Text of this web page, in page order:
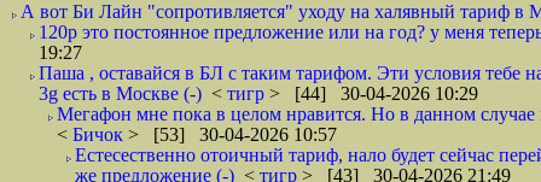
А вот Би Лайн "сопротивляется" уходу на халявный тариф в
120р это постоянное предложение или на год? у меня
19:27
Паша , оставайся в БЛ с таким тарифом. Эти условия
3g есть в Москве (-) < тигр > [44] 30-04-2026 10:29
Мегафон мне пока в целом нравится. Но в данном
< Бичок > [53] 30-04-2026 10:57
Естесественно отоичный тариф, нало будет сейчас
же предложение (-) < тигр > [43] 30-04-2026 21:49